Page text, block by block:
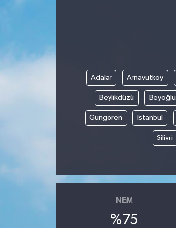
Adalar Arnavutköy
Beylikdüzü Beyoğlu
Güngören Istanbul
Silivri
NEM
%75